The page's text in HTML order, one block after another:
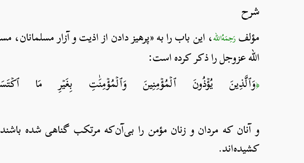
شرح
مؤلف رَحِمَهُ‌الله، این باب را به «پرهیز دادن از اذیت و آزار
الله عزوجل را ذکر کرده است:
﴿وَٱلَّذِينَ يُؤۡذُونَ ٱلۡمُؤۡمِنِينَ وَٱلۡمُؤۡمِنَٰتِ بِغَيۡرِ مَا
[الأحزاب :
و آنان که مردان و زنان مؤمن را بی‌آن‌که مرتکب گناهی شده
کشیده‌اند.